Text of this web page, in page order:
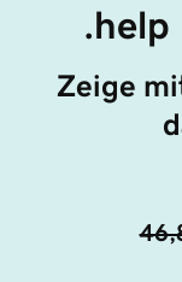
.help
Zeige